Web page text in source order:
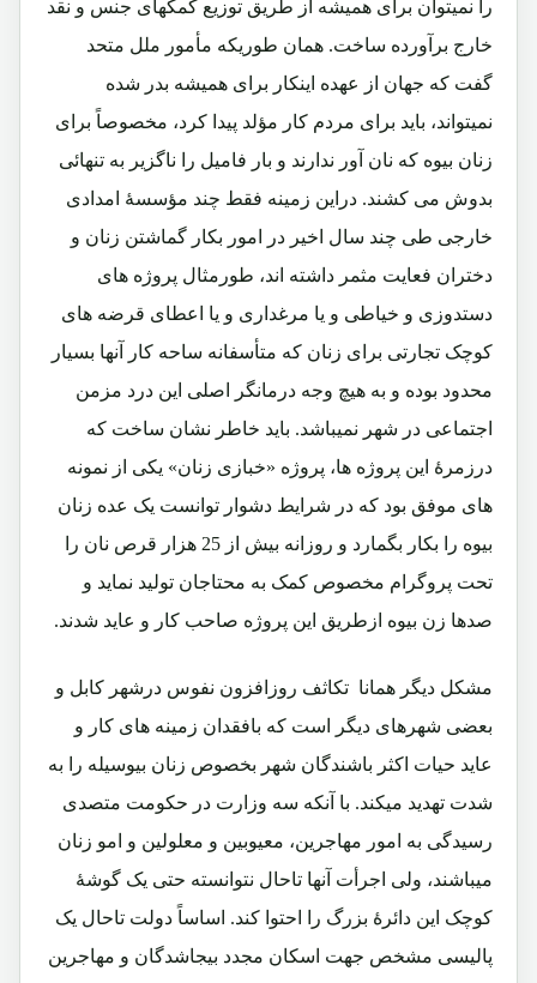
را نمیتوان برای همیشه از طریق توزیع کمکهای جنس و نقد
خارج برآورده ساخت. همان طوریکه مأمور ملل متحد
گفت که جهان از عهده اینکار برای همیشه بدر شده
نمیتواند، باید برای مردم کار مؤلد پیدا کرد، مخصوصاً برای
زنان بیوه که نان آور ندارند و بار فامیل را ناگزیر به تنهائی
بدوش می کشند. دراین زمینه فقط چند مؤسسۀ امدادی
خارجی طی چند سال اخیر در امور بکار گماشتن زنان و
دختران فعایت مثمر داشته اند، طورمثال پروژه های
دستدوزی و خیاطی و یا مرغداری و یا اعطای قرضه های
کوچک تجارتی برای زنان که متأسفانه ساحه کار آنها بسیار
محدود بوده و به هیچ وجه درمانگر اصلی این درد مزمن
اجتماعی در شهر نمیباشد. باید خاطر نشان ساخت که
درزمرۀ این پروژه ها، پروژه «خبازی زنان» یکی از نمونه
های موفق بود که در شرایط دشوار توانست یک عده زنان
بیوه را بکار بگمارد و روزانه بیش از 25 هزار قرص نان را
تحت پروگرام مخصوص کمک به محتاجان تولید نماید و
صدها زن بیوه ازطریق این پروژه صاحب کار و عاید شدند.
مشکل دیگر همانا تکاثف روزافزون نفوس درشهر کابل و
بعضی شهرهای دیگر است که بافقدان زمینه های کار و
عاید حیات اکثر باشندگان شهر بخصوص زنان بیوسیله را به
شدت تهدید میکند. با آنکه سه وزارت در حکومت متصدی
رسیدگی به امور مهاجرین، معیوبین و معلولین و امو زنان
میباشند، ولی اجرأت آنها تاحال نتوانسته حتی یک گوشۀ
کوچک این دائرۀ بزرگ را احتوا کند. اساساً دولت تاحال یک
پالیسی مشخص جهت اسکان مجدد بیجاشدگان و مهاجرین